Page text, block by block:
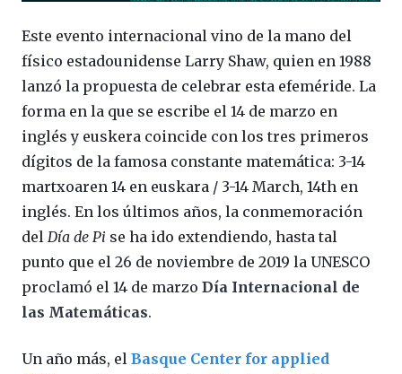
Este evento internacional vino de la mano del
físico estadounidense Larry Shaw, quien en 1988
lanzó la propuesta de celebrar esta efeméride. La
forma en la que se escribe el 14 de marzo en
inglés y euskera coincide con los tres primeros
dígitos de la famosa constante matemática: 3-14
martxoaren 14 en euskara / 3-14 March, 14th en
inglés. En los últimos años, la conmemoración
del Día de Pi se ha ido extendiendo, hasta tal
punto que el 26 de noviembre de 2019 la UNESCO
proclamó el 14 de marzo Día Internacional de
las Matemáticas.
Un año más, el Basque Center for applied